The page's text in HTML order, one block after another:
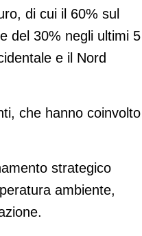
di cui il 60% sul
del 30% negli ultimi 5
e il Nord
che hanno
strategico
ambiente,